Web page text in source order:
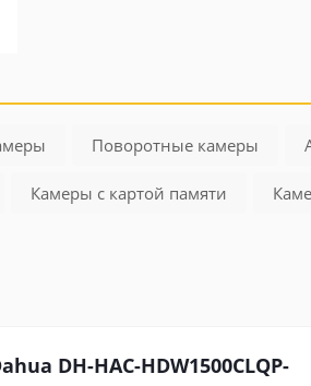
Поворотные камеры
Камеры с картой памяти
DH-HAC-HDW1500CLQP-